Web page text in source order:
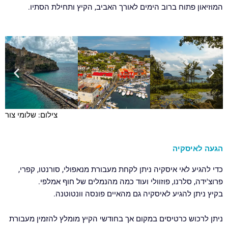
המוזיאון פתוח ברוב הימים לאורך האביב, הקיץ ותחילת הסתיו.
צילום: שלומי צור
הגעה לאיסקיה
כדי להגיע לאי איסקיה ניתן לקחת מעבורת מנאפולי, סורנטו, קפרי,
פרוצ'ידה, סלרנו, פוזוולי ועוד כמה מהנמלים של חוף אמלפי.
בקיץ ניתן להגיע לאיסקיה גם מהאיים פונסה וונטוטנה.
ניתן לרכוש כרטיסים במקום אך בחודשי הקיץ מומלץ להזמין מעבורת